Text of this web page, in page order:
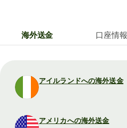
海外送金 口座情報
アイルランドへの海外送金
アメリカへの海外送金